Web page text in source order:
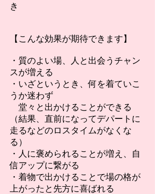
き
【こんな効果が期待できます】
・質のよい場、人と出会うチャン
スが増える
・いざというとき、何を着ていこ
うか迷わず
堂々と出かけることができる
（結果、直前になってデパートに
走るなどのロスタイムがなくな
る）
・人に褒められることが増え、自
信アップに繋がる
・着物で出かけることで場の格が
上がったと先方に喜ばれる